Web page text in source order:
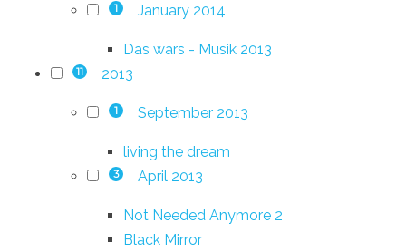
1 January 2014
Das wars - Musik 2013
11 2013
1 September 2013
living the dream
3 April 2013
Not Needed Anymore 2
Black Mirror